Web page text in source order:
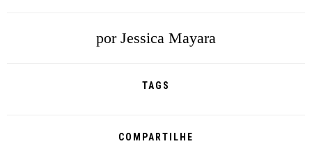
por Jessica Mayara
TAGS
COMPARTILHE